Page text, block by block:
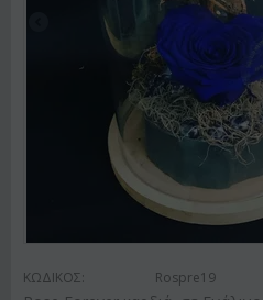
ΚΩΔΙΚΟΣ: Rospre19